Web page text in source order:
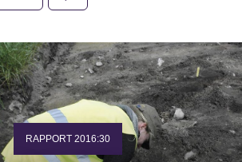
RAPPORT 2016:30